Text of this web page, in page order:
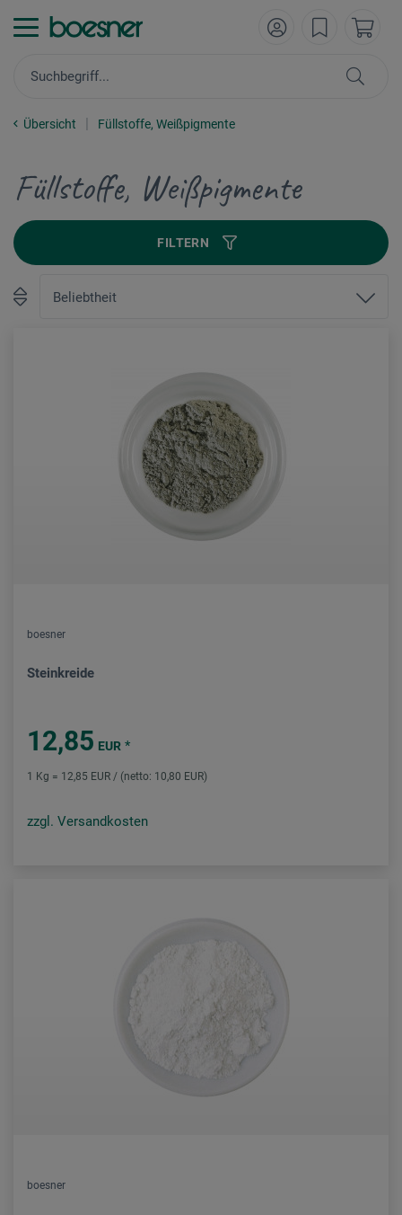
Übersicht Füllstoffe, Weißpigmente
Füllstoffe, Weißpigmente
FILTERN
boesner
Steinkreide
12,85 EUR *
1 Kg = 12,85 EUR / (netto: 10,80 EUR)
zzgl. Versandkosten
boesner